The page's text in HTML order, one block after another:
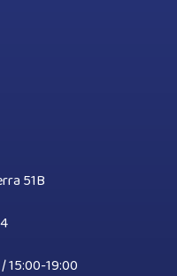
51B
15:00-19:00